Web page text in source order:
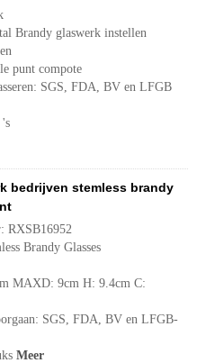
Brandy glaswerk instellen
punt compote
SGS, FDA, BV en LFGB
bedrijven stemless brandy
RXSB16952
Brandy Glasses
MAXD: 9cm H: 9.4cm C:
SGS, FDA, BV en LFGB-
Meer